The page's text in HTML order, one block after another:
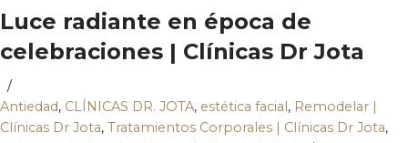
Luce radiante en época de
celebraciones | Clínicas Dr Jota
Antiedad, CLÍNICAS DR. JOTA, estética facial, Remodelar |
Clínicas Dr Jota, Tratamientos Corporales | Clínicas Dr Jota,